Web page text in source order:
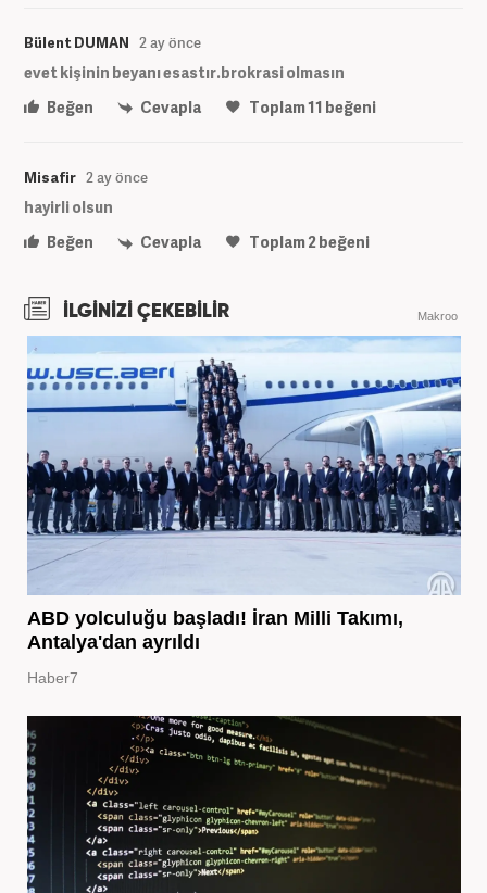
Bülent DUMAN 2 ay önce
evet kişinin beyanı esastır.brokrasi olmasın
Beğen
Cevapla Toplam11 beğeni
Misafir 2 ay önce
hayirli olsun
Beğen
Cevapla Toplam2beğeni
İLGİNİZİ ÇEKEBİLİR Makroo
ABD yolculuğu başladı! İran Milli Takımı,
Antalya'dan ayrıldı
Haber7